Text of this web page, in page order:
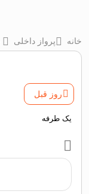
خانه پرواز داخلی
روز قبل
یک طرفه